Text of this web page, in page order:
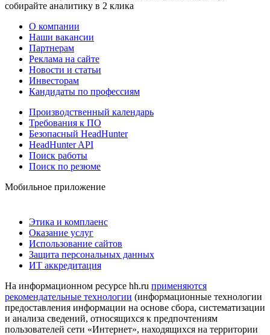
собирайте аналитику в 2 клика
О компании
Наши вакансии
Партнерам
Реклама на сайте
Новости и статьи
Инвесторам
Кандидаты по профессиям
Производственный календарь
Требования к ПО
Безопасный HeadHunter
HeadHunter API
Поиск работы
Поиск по резюме
Мобильное приложение
Этика и комплаенс
Оказание услуг
Использование сайтов
Защита персональных данных
ИТ аккредитация
На информационном ресурсе hh.ru применяются
рекомендательные технологии (информационные технологии
предоставления информации на основе сбора, систематизации
и анализа сведений, относящихся к предпочтениям
пользователей сети «Интернет», находящихся на территории